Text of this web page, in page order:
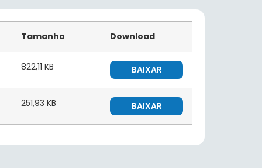
Tamanho Download
822,11 KB BAIXAR
251,93 KB BAIXAR